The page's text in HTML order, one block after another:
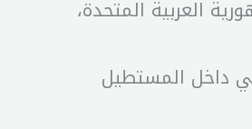
العربية المتحدة،
وفي داخل المستطيل